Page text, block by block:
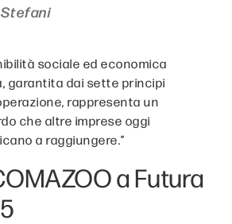
sociale ed economica
garantita dai sette principi
rappresenta un
che altre imprese oggi
a raggiungere.”
a Futura